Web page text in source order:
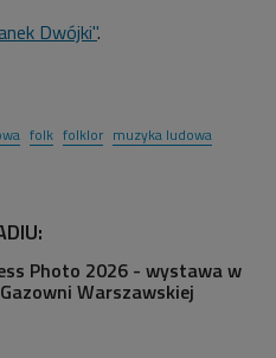
Dwójki".
folk folklor muzyka ludowa
Photo 2026 - wystawa w
Warszawskiej